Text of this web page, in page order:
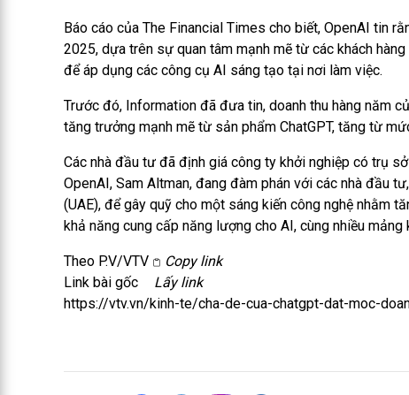
Báo cáo của The Financial Times cho biết, OpenAI tin
2025, dựa trên sự quan tâm mạnh mẽ từ các khách
để áp dụng các công cụ AI sáng tạo tại nơi làm việc.
Trước đó, Information đã đưa tin, doanh thu hàng năm
tăng trưởng mạnh mẽ từ sản phẩm ChatGPT, tăng từ
Các nhà đầu tư đã định giá công ty khởi nghiệp có trụ
OpenAI, Sam Altman, đang đàm phán với các nhà đầu
(UAE), để gây quỹ cho một sáng kiến công nghệ nhằm
khả năng cung cấp năng lượng cho AI, cùng nhiều mảng
Theo P.V/VTV
Copy link
Link bài gốc
Lấy link
https://vtv.vn/kinh-te/cha-de-cua-chatgpt-dat-moc-